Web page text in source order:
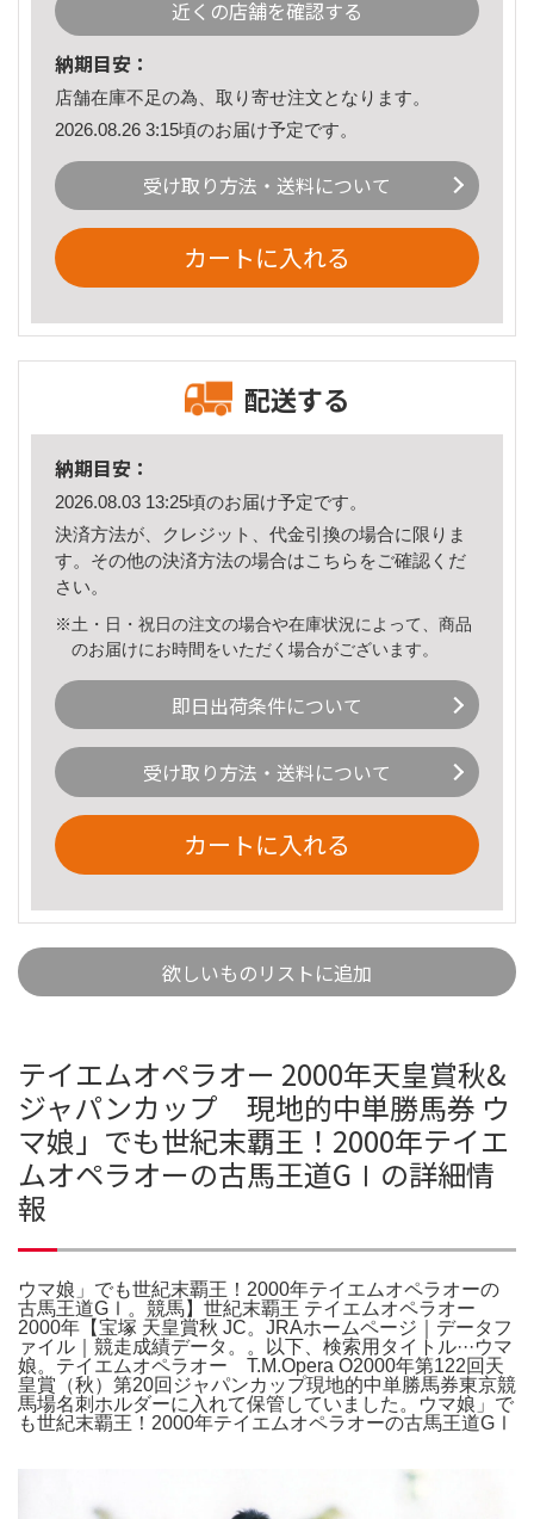
近くの店舗を確認する
納期目安：
店舗在庫不足の為、取り寄せ注文となります。
2026.08.26 3:15頃のお届け予定です。
受け取り方法・送料について
カートに入れる
配送する
納期目安：
2026.08.03 13:25頃のお届け予定です。
決済方法が、クレジット、代金引換の場合に限りま
す。その他の決済方法の場合はこちら をご確認くだ
さい。
※土・日・祝日の注文の場合や在庫状況によって、商品
のお届けにお時間をいただく場合がございます。
即日出荷条件について
受け取り方法・送料について
カートに入れる
欲しいものリストに追加
テイエムオペラオー 2000年天皇賞秋&
ジャパンカップ 現地的中単勝馬券 ウ
マ娘」でも世紀末覇王！2000年テイエ
ムオペラオーの古馬王道GⅠの詳細情
報
ウマ娘」でも世紀末覇王！2000年テイエムオペラオーの
古馬王道GⅠ。競馬】世紀末覇王 テイエムオペラオー
2000年【宝塚 天皇賞秋 JC。JRAホームページ｜データフ
ァイル｜競走成績データ。。以下、検索用タイトル···ウマ
娘。テイエムオペラオー T.M.Opera O2000年第122回天
皇賞（秋）第20回ジャパンカップ現地的中単勝馬券東京競
馬場名刺ホルダーに入れて保管していました。ウマ娘」で
も世紀末覇王！2000年テイエムオペラオーの古馬王道GⅠ